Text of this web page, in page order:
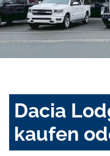
Dacia
kaufen